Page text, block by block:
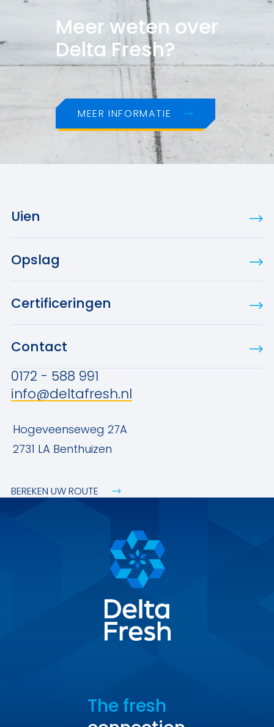
Meer weten over
Delta Fresh?
MEER INFORMATIE
Uien
Opslag
Certificeringen
Contact
0172 - 588 991
info@deltafresh.nl
Hogeveenseweg 27A
2731 LA Benthuizen
BEREKEN UW ROUTE
The fresh